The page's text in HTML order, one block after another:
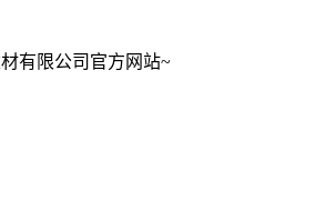
有限公司官方网站~